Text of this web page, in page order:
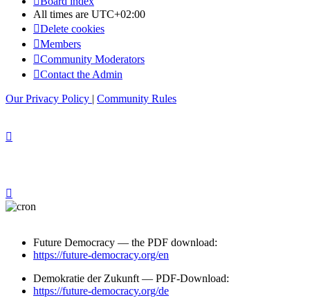
All times are UTC+02:00
Delete cookies
Members
Community Moderators
Contact the Admin
Our Privacy Policy | Community Rules
Future Democracy — the PDF download:
https://future-democracy.org/en
Demokratie der Zukunft — PDF-Download:
https://future-democracy.org/de